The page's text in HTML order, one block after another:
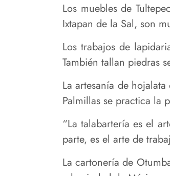
Los muebles de
Ixtapan de la Sal, son
Los trabajos de
También tallan piedras
La artesanía de
Palmillas se practica la
“La talabartería es el
parte, es el arte de
La cartonería de